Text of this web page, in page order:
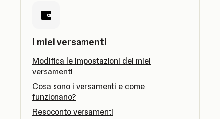
I miei versamenti
Modifica le impostazioni dei miei
versamenti
Cosa sono i versamenti e come
funzionano?
Resoconto versamenti